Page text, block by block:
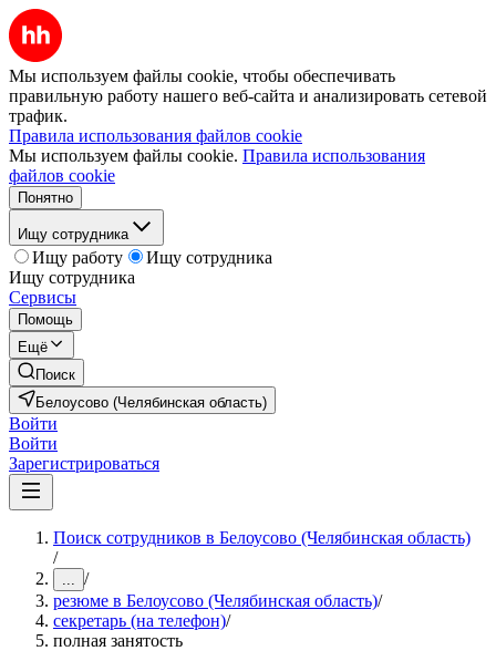
Мы используем файлы cookie, чтобы обеспечивать
правильную работу нашего веб-сайта и анализировать сетевой
трафик.
Правила использования файлов cookie
Мы используем файлы cookie. Правила использования
файлов cookie
Понятно
Ищу сотрудника
Ищу работу
Ищу сотрудника
Ищу сотрудника
Сервисы
Помощь
Ещё
Поиск
Белоусово (Челябинская область)
Войти
Войти
Зарегистрироваться
Поиск сотрудников в Белоусово (Челябинская область)
/
... /
резюме в Белоусово (Челябинская область)/
секретарь (на телефон)/
полная занятость